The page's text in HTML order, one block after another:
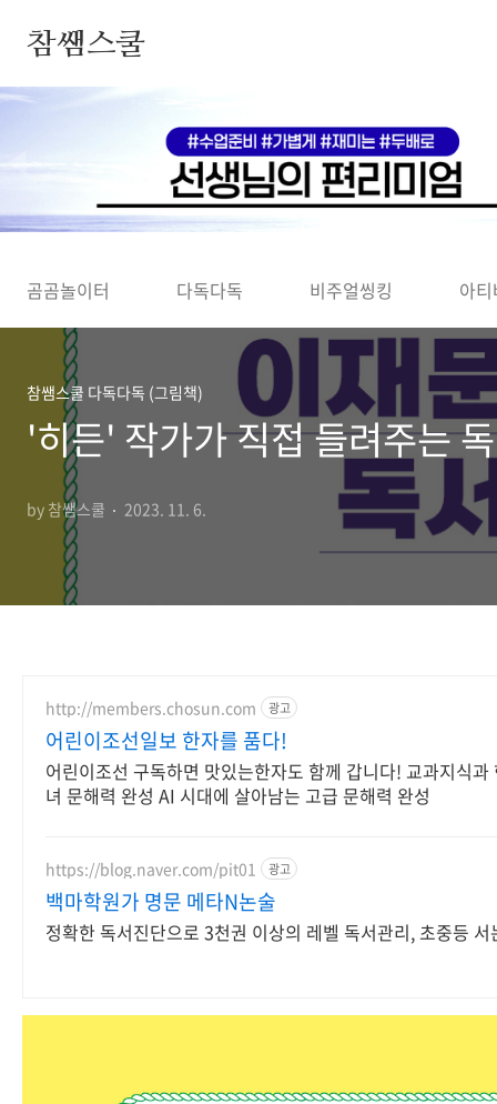
참쌤스쿨
◀
곰곰놀이터 다독다독 비주얼씽킹 아
참쌤스쿨 다독다독 (그림책)
'히든' 작가가 직접 들려주는
by 참쌤스쿨 2023. 11. 6.
http://members.chosun.com 광고
어린이조선일보 한자를 품다!
어린이조선 구독하면 맛있는한자도 함께 갑니다! 교과지식과
녀 문해력 완성 AI 시대에 살아남는 고급 문해력 완성
https://blog.naver.com/pit01 광고
백마학원가 명문 메타N논술
정확한 독서진단으로 3천권 이상의 레벨 독서관리, 초중등